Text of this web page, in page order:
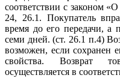
соответствии с законом
24, 26.1. Покупатель
время до его передачи, а
семи дней. (ст. 26.1 п.4)
возможен, если сохранен
свойства. Возврат
осуществляется в